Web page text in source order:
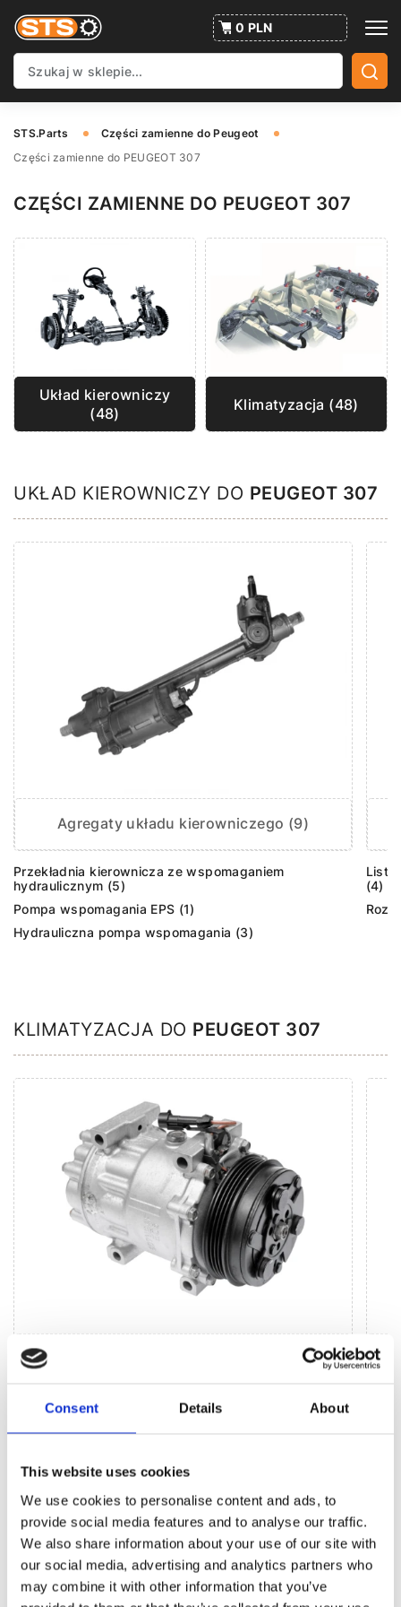
Consent Details About
This website uses cookies
We use cookies to personalise content and ads, to
provide social media features and to analyse our traffic.
We also share information about your use of our site with
our social media, advertising and analytics partners who
may combine it with other information that you’ve
0 PLN
STS.Parts
Części zamienne do Peugeot
Części zamienne do PEUGEOT 307
CZĘŚCI ZAMIENNE DO PEUGEOT 307
Układ kierowniczy
(48)
Klimatyzacja (48)
UKŁAD KIEROWNICZY DO PEUGEOT 307
Agregaty układu kierowniczego (9)
Przekładnia kierownicza ze wspomaganiem
hydraulicznym (5)
Pompa wspomagania EPS (1)
Hydrauliczna pompa wspomagania (3)
(4)
KLIMATYZACJA DO PEUGEOT 307
Jednostki systemu klimatycznego (38)
BESTSELLERY CZĘŚCI ZAMIENNYCH TEJ
MARKI PEUGEOT 307